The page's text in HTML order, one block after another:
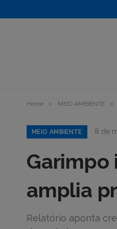
Home » MEIO AMBIENTE »
MEIO AMBIENTE 8 de
Garimpo
amplia
Relatório aponta